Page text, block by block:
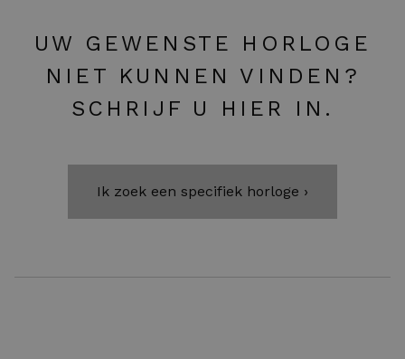
UW GEWENSTE HORLOGE
NIET KUNNEN VINDEN?
SCHRIJF U HIER IN.
Ik zoek een specifiek horloge ›